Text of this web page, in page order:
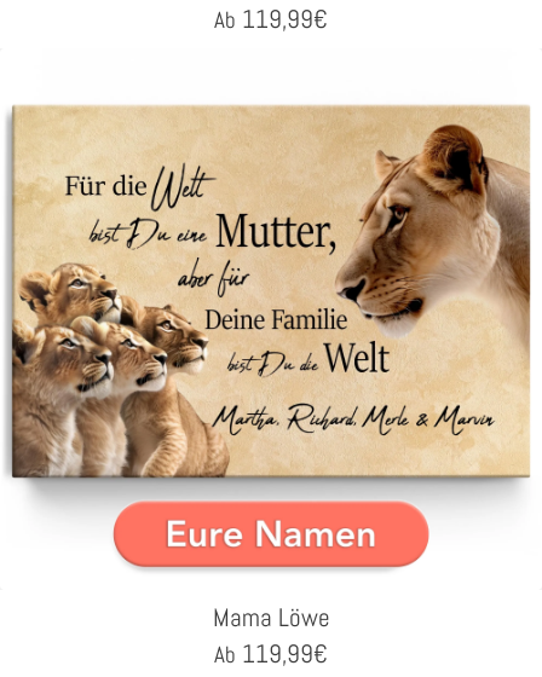
Ab 119,99€
Mama Löwe
Ab 119,99€